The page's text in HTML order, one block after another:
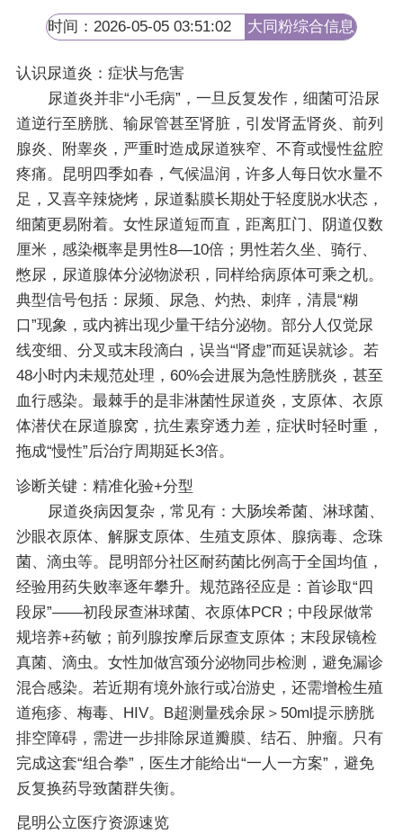
时间：2026-05-05 03:51:02
大同粉综合信息
认识尿道炎：症状与危害
尿道炎并非“小毛病”，一旦反复发作，细菌可沿尿
道逆行至膀胱、输尿管甚至肾脏，引发肾盂肾炎、前列
腺炎、附睾炎，严重时造成尿道狭窄、不育或慢性盆腔
疼痛。昆明四季如春，气候温润，许多人每日饮水量不
足，又喜辛辣烧烤，尿道黏膜长期处于轻度脱水状态，
细菌更易附着。女性尿道短而直，距离肛门、阴道仅数
厘米，感染概率是男性8—10倍；男性若久坐、骑行、
憋尿，尿道腺体分泌物淤积，同样给病原体可乘之机。
典型信号包括：尿频、尿急、灼热、刺痒，清晨“糊
口”现象，或内裤出现少量干结分泌物。部分人仅觉尿
线变细、分叉或末段滴白，误当“肾虚”而延误就诊。若
48小时内未规范处理，60%会进展为急性膀胱炎，甚至
血行感染。最棘手的是非淋菌性尿道炎，支原体、衣原
体潜伏在尿道腺窝，抗生素穿透力差，症状时轻时重，
拖成“慢性”后治疗周期延长3倍。
诊断关键：精准化验+分型
尿道炎病因复杂，常见有：大肠埃希菌、淋球菌、
沙眼衣原体、解脲支原体、生殖支原体、腺病毒、念珠
菌、滴虫等。昆明部分社区耐药菌比例高于全国均值，
经验用药失败率逐年攀升。规范路径应是：首诊取“四
段尿”——初段尿查淋球菌、衣原体PCR；中段尿做常
规培养+药敏；前列腺按摩后尿查支原体；末段尿镜检
真菌、滴虫。女性加做宫颈分泌物同步检测，避免漏诊
混合感染。若近期有境外旅行或冶游史，还需增检生殖
道疱疹、梅毒、HIV。B超测量残余尿＞50ml提示膀胱
排空障碍，需进一步排除尿道瓣膜、结石、肿瘤。只有
完成这套“组合拳”，医生才能给出“一人一方案”，避免
反复换药导致菌群失衡。
昆明公立医疗资源速览